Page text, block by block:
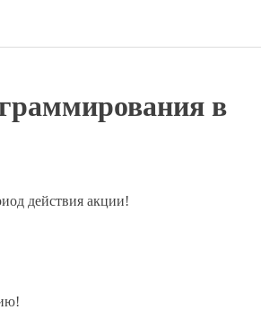
в
действия акции!